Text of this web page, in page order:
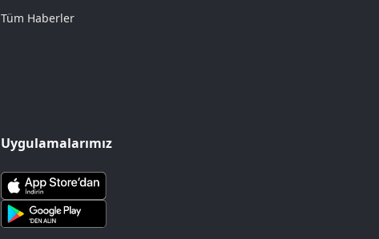
Tüm Haberler
Uygulamalarımız